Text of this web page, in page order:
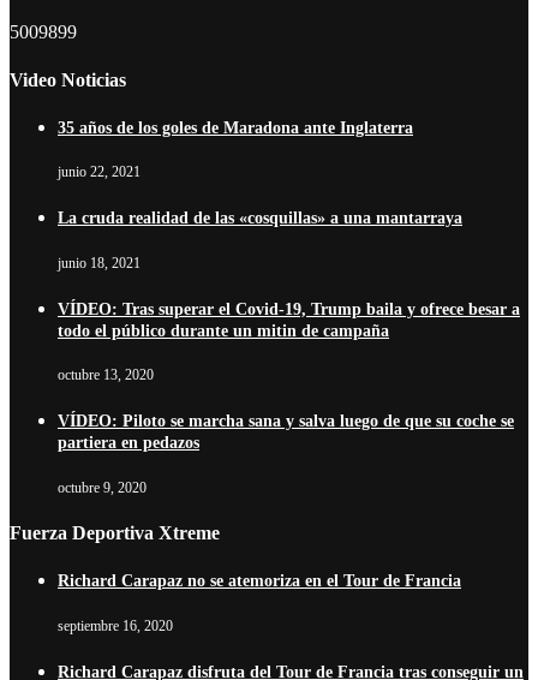
5009899
Video Noticias
35 años de los goles de Maradona ante Inglaterra
junio 22, 2021
La cruda realidad de las «cosquillas» a una mantarraya
junio 18, 2021
VÍDEO: Tras superar el Covid-19, Trump baila y ofrece besar a
todo el público durante un mitin de campaña
octubre 13, 2020
VÍDEO: Piloto se marcha sana y salva luego de que su coche se
partiera en pedazos
octubre 9, 2020
Fuerza Deportiva Xtreme
Richard Carapaz no se atemoriza en el Tour de Francia
septiembre 16, 2020
Richard Carapaz disfruta del Tour de Francia tras conseguir un